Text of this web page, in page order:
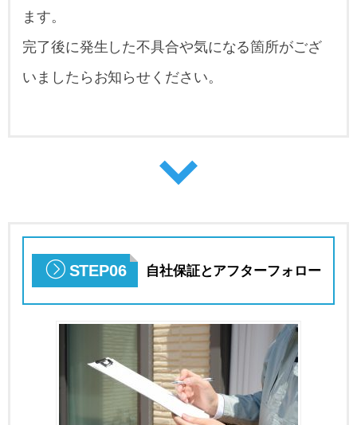
ます。
完了後に発生した不具合や気になる箇所がござ
いましたらお知らせください。
STEP06 自社保証とアフターフォロー